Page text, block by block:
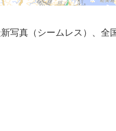
写真（シームレス）、全